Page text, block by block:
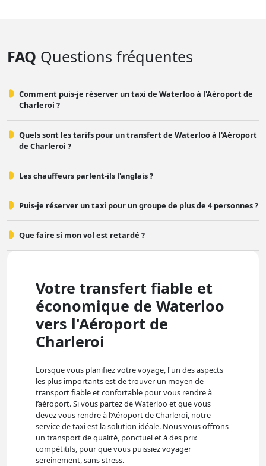
Votre transfert fiable et
économique de Waterloo
vers l'Aéroport de
Charleroi
Lorsque vous planifiez votre voyage, l'un des aspects
les plus importants est de trouver un moyen de
transport fiable et confortable pour vous rendre à
l’aéroport. Si vous partez de Waterloo et que vous
devez vous rendre à l’Aéroport de Charleroi, notre
service de taxi est la solution idéale. Nous vous offrons
un transport de qualité, ponctuel et à des prix
compétitifs, pour que vous puissiez voyager
sereinement, sans stress.
FAQ Questions fréquentes
Comment puis-je réserver un taxi de Waterloo à l'Aéroport de
Charleroi ?
Quels sont les tarifs pour un transfert de Waterloo à l'Aéroport
de Charleroi ?
Les chauffeurs parlent-ils l'anglais ?
Puis-je réserver un taxi pour un groupe de plus de 4 personnes ?
Que faire si mon vol est retardé ?